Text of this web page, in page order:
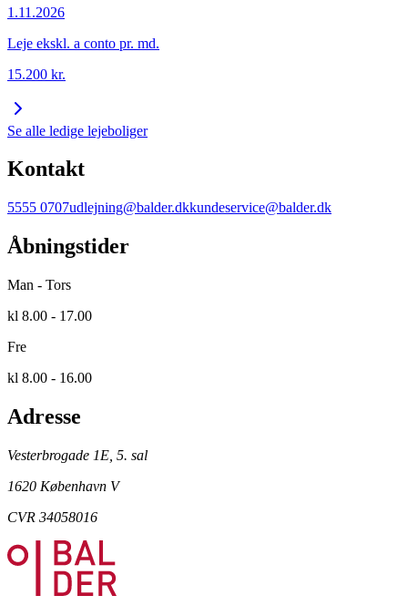
1.11.2026
Leje ekskl. a conto pr. md.
15.200 kr.
Se alle ledige lejeboliger
Kontakt
5555 0707udlejning@balder.dkkundeservice@balder.dk
Åbningstider
Man - Tors
kl 8.00 - 17.00
Fre
kl 8.00 - 16.00
Adresse
Vesterbrogade 1E, 5. sal
1620 København V
CVR 34058016